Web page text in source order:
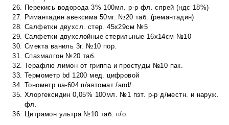
Перекись водорода 3% 100мл. р-р фл. спрей (ндс 18%)
Римантадин авексима 50мг. №20 таб. (ремантадин)
Салфетки двухсл. стер. 45х29см №5
Салфетки двухслойные стерильные 16х14см №10
Смекта ваниль 3г. №10 пор.
Спазмалгон №20 таб.
Терафлю лимон от гриппа и простуды №10 пак.
Термометр bd 1200 мед. цифровой
Тонометр ua-604 п/автомат /and/
Хлоргексидин 0,05% 100мл. №1 пэт. р-р д/местн. и наруж.
фл.
Цитрамон ультра №10 таб. п/о